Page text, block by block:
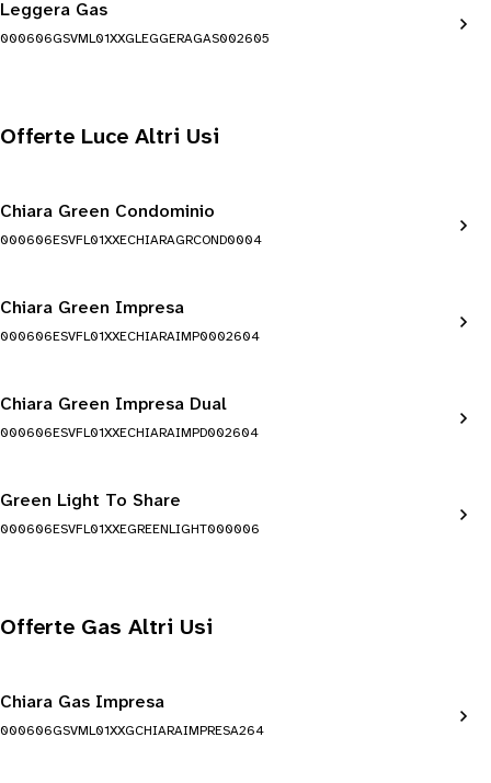
Leggera Gas
000606GSVML01XXGLEGGERAGAS002605
Offerte Luce Altri Usi
Chiara Green Condominio
000606ESVFL01XXECHIARAGRCOND0004
Chiara Green Impresa
000606ESVFL01XXECHIARAIMP0002604
Chiara Green Impresa Dual
000606ESVFL01XXECHIARAIMPD002604
Green Light To Share
000606ESVFL01XXEGREENLIGHT000006
Offerte Gas Altri Usi
Chiara Gas Impresa
000606GSVML01XXGCHIARAIMPRESA264